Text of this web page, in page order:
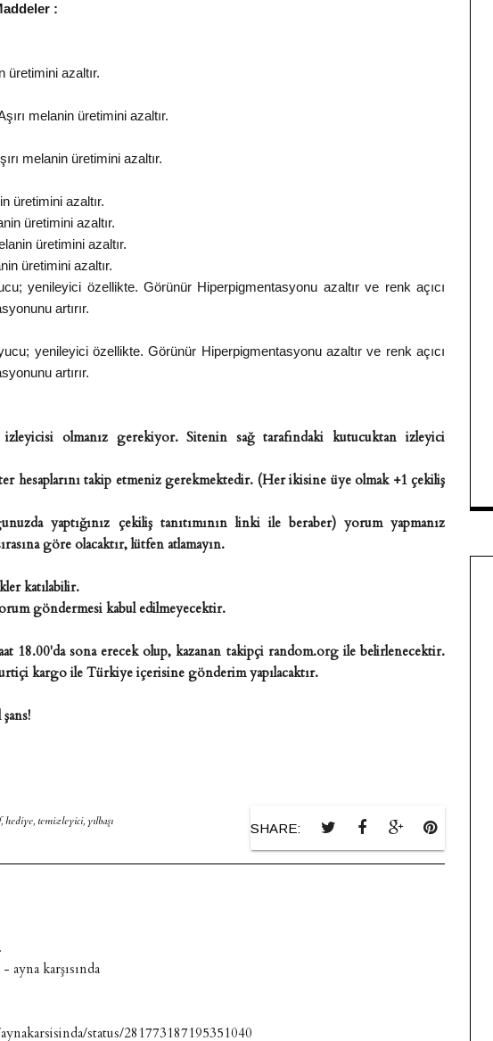
:
üretimini azaltır.
melanin üretimini azaltır.
melanin üretimini azaltır.
üretimini azaltır.
üretimini azaltır.
üretimini azaltır.
üretimini azaltır.
yenileyici özellikte. Görünür Hiperpigmentasyonu azaltır ve renk açıcı
artırır.
yenileyici özellikte. Görünür Hiperpigmentasyonu azaltır ve renk açıcı
artırır.
izleyicisi olmanız gerekiyor. Sitenin sağ tarafındaki kutucuktan izleyici
hesaplarını takip etmeniz gerekmektedir. (Her ikisine üye olmak +1 çekiliş
yaptığınız çekiliş tanıtımının linki ile beraber) yorum yapmanız
göre olacaktır, lütfen atlamayın.
katılabilir.
göndermesi kabul edilmeyecektir.
18.00'da sona erecek olup, kazanan takipçi random.org ile belirlenecektir.
kargo ile Türkiye içerisine gönderim yapılacaktır.
,hediye,temizleyici,yılbaşı SHARE:
ayna karşısında
status/281773187195351040